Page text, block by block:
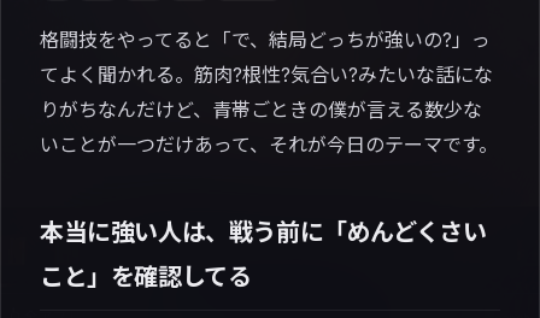
格闘技をやってると「で、結局どっちが強いの?」っ
てよく聞かれる。筋肉?根性?気合い?みたいな話にな
りがちなんだけど、青帯ごときの僕が言える数少な
いことが一つだけあって、それが今日のテーマです。
本当に強い人は、戦う前に「めんどくさい
こと」を確認してる